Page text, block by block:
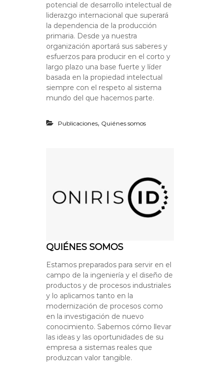
potencial de desarrollo intelectual de
liderazgo internacional que superará
la dependencia de la producción
primaria. Desde ya nuestra
organización aportará sus saberes y
esfuerzos para producir en el corto y
largo plazo una base fuerte y líder
basada en la propiedad intelectual
siempre con el respeto al sistema
mundo del que hacemos parte.
Publicaciones, Quiénes somos
QUIÉNES SOMOS
Estamos preparados para servir en el
campo de la ingeniería y el diseño de
productos y de procesos industriales
y lo aplicamos tanto en la
modernización de procesos como
en la investigación de nuevo
conocimiento. Sabemos cómo llevar
las ideas y las oportunidades de su
empresa a sistemas reales que
produzcan valor tangible.